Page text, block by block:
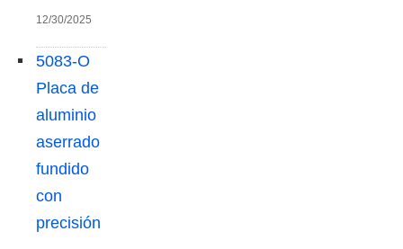
12/30/2025
5083-O
Placa de
aluminio
aserrado
fundido
con
precisión